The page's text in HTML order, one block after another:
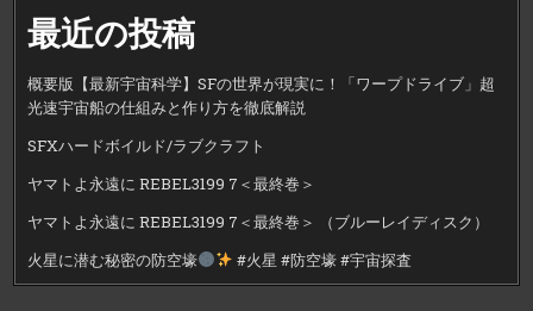
最近の投稿
概要版【最新宇宙科学】SFの世界が現実に！「ワープドライブ」超
光速宇宙船の仕組みと作り方を徹底解説
SFXハードボイルド/ラブクラフト
ヤマトよ永遠に REBEL3199 7＜最終巻＞
ヤマトよ永遠に REBEL3199 7＜最終巻＞ （ブルーレイディスク）
火星に潜む秘密の防空壕
#火星 #防空壕 #宇宙探査